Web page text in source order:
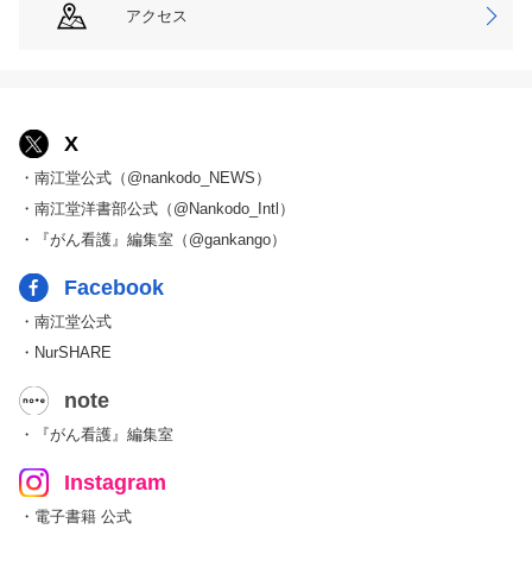
アクセス
X
・南江堂公式（@nankodo_NEWS）
・南江堂洋書部公式（@Nankodo_Intl）
・『がん看護』編集室（@gankango）
Facebook
・南江堂公式
・NurSHARE
note
・『がん看護』編集室
Instagram
・電子書籍 公式